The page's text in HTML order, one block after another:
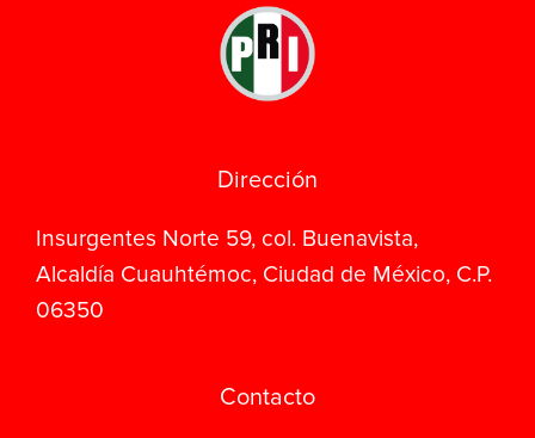
Dirección
Insurgentes Norte 59, col. Buenavista,
Alcaldía Cuauhtémoc, Ciudad de México, C.P.
06350
Contacto